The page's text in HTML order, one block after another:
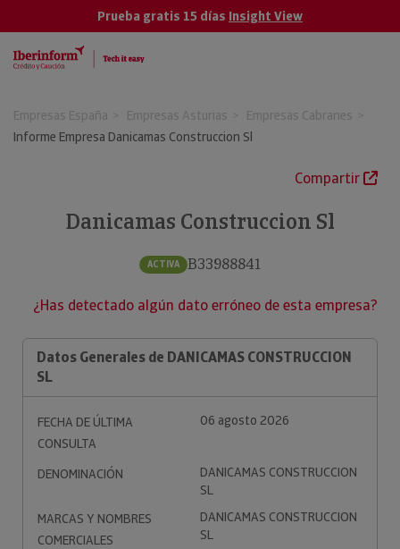
Prueba gratis 15 días Insight View
Empresas España Empresas Asturias
Empresas Cabranes
Informe Empresa Danicamas Construccion Sl
Compartir
Danicamas Construccion Sl
ACTIVA B33988841
¿Has detectado algún dato erróneo de esta empresa?
Datos Generales de DANICAMAS CONSTRUCCION
SL
FECHA DE ÚLTIMA
CONSULTA
06 agosto 2026
DENOMINACIÓN
DANICAMAS CONSTRUCCION
SL
MARCAS Y NOMBRES
COMERCIALES
DANICAMAS CONSTRUCCION
SL